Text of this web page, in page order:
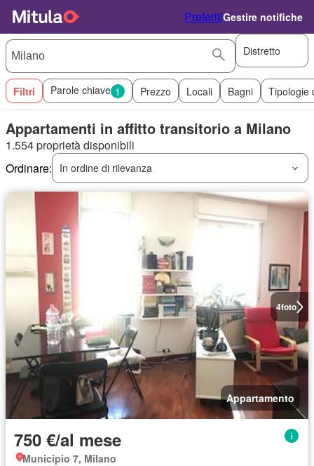
PreferitiGestire notifiche
Distretto
Filtri Parole chiave 1 Prezzo Locali Bagni Tipologie
Appartamenti in affitto transitorio a Milano
1.554 proprietà disponibili
Ordinare:
In ordine di rilevanza
4foto
Appartamento
750 €/al mese
Municipio 7, Milano